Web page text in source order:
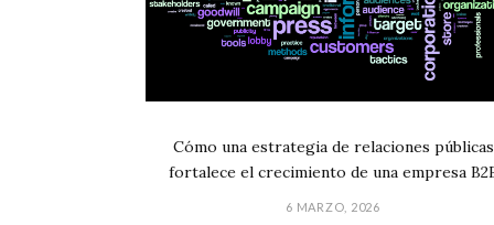
Cómo una estrategia de relaciones públicas
fortalece el crecimiento de una empresa
6 MARZO, 2026